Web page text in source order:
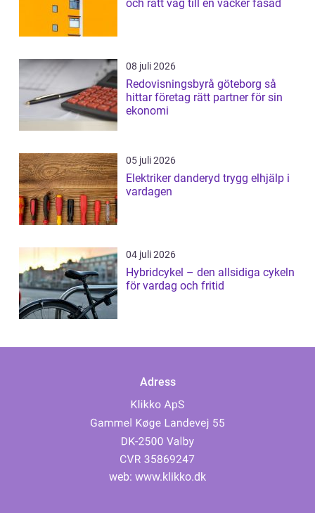
och rätt väg till en vacker fasad
08 juli 2026
Redovisningsbyrå göteborg så
hittar företag rätt partner för sin
ekonomi
05 juli 2026
Elektriker danderyd trygg elhjälp i
vardagen
04 juli 2026
Hybridcykel – den allsidiga cykeln
för vardag och fritid
Adress
web: www.klikko.dk